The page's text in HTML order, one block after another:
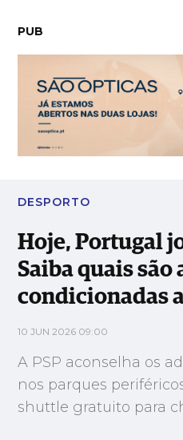
PUB
Hoje, Portugal joga em Leiria.
condicionadas ao trânsito
DESPORTO
Hoje, Portugal
Saiba quais são
condicionadas
10 JUN 2026 09:00
A PSP aconselha os
nos parques
shuttle gratuito para